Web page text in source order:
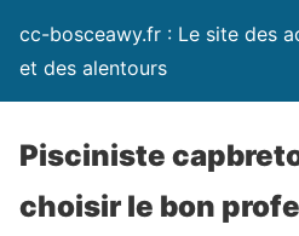
cc-bosceawy.fr : Le site des
et des alentours
Pisciniste
choisir le bon